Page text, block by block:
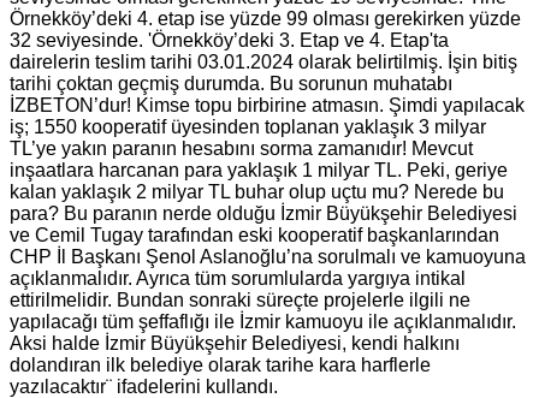
Örnekköy’deki 4. etap ise yüzde 99 olması gerekirken yüzde
32 seviyesinde. 'Örnekköy’deki 3. Etap ve 4. Etap'ta
dairelerin teslim tarihi 03.01.2024 olarak belirtilmiş. İşin bitiş
tarihi çoktan geçmiş durumda. Bu sorunun muhatabı
İZBETON’dur! Kimse topu birbirine atmasın. Şimdi yapılacak
iş; 1550 kooperatif üyesinden toplanan yaklaşık 3 milyar
TL’ye yakın paranın hesabını sorma zamanıdır! Mevcut
inşaatlara harcanan para yaklaşık 1 milyar TL. Peki, geriye
kalan yaklaşık 2 milyar TL buhar olup uçtu mu? Nerede bu
para? Bu paranın nerde olduğu İzmir Büyükşehir Belediyesi
ve Cemil Tugay tarafından eski kooperatif başkanlarından
CHP İl Başkanı Şenol Aslanoğlu’na sorulmalı ve kamuoyuna
açıklanmalıdır. Ayrıca tüm sorumlularda yargıya intikal
ettirilmelidir. Bundan sonraki süreçte projelerle ilgili ne
yapılacağı tüm şeffaflığı ile İzmir kamuoyu ile açıklanmalıdır.
Aksi halde İzmir Büyükşehir Belediyesi, kendi halkını
dolandıran ilk belediye olarak tarihe kara harflerle
yazılacaktır¨ ifadelerini kullandı.